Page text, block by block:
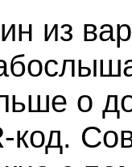
из
о
код.